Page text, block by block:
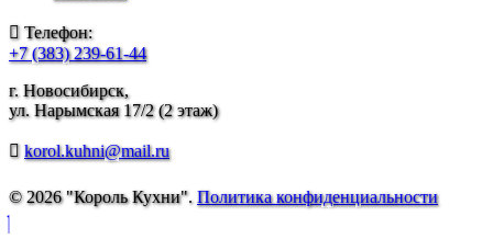
Телефон:
+7 (383) 239-61-44
г. Новосибирск,
ул. Нарымская 17/2 (2 этаж)
korol.kuhni@mail.ru
© 2026 "Король Кухни". Политика конфиденциальности